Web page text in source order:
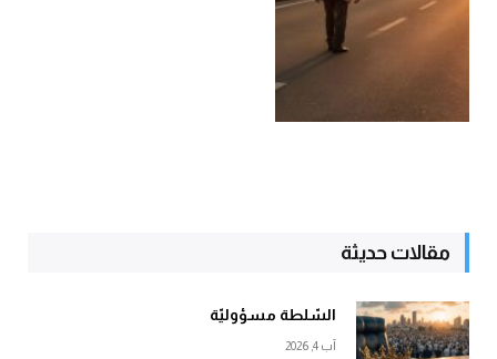
مقالات حديثة
السّلطة مسؤوليّة
آب 4, 2026